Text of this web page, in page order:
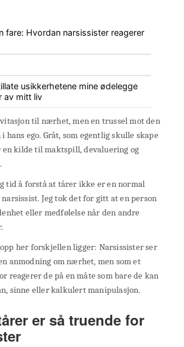
fare: Hvordan narsissister reagerer
usikkerhetene mine ødelegge
av mitt liv
til nærhet, men en trussel mot den
hans ego. Gråt, som egentlig skulle skape
kilde til maktspill, devaluering og
tid å forstå at tårer ikke er en normal
Jeg tok det for gitt at en person
eller medfølelse når den andre
her forskjellen ligger: Narsissister ser
anmodning om nærhet, men som et
reagerer de på en måte som bare de kan
sinne eller kalkulert manipulasjon.
er så truende for